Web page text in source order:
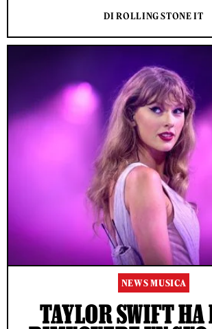
DI ROLLING STONE IT
NEWS MUSICA
TAYLOR SWIFT HA